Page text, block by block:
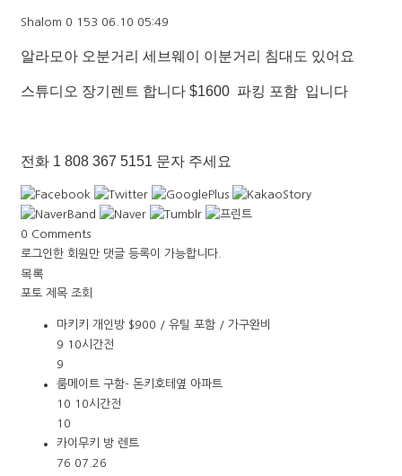
Shalom 0 153 06.10 05:49
알라모아 오분거리 세브웨이 이분거리 침대도 있어요
스튜디오 장기렌트 합니다 $1600 파킹 포함 입니다
전화 1 808 367 5151 문자 주세요
0 Comments
로그인한 회원만 댓글 등록이 가능합니다.
목록
포토 제목 조회
마키키 개인방 $900 / 유틸 포함 / 가구완비
9 10시간전
9
룸메이트 구함- 돈키호테옆 아파트
10 10시간전
10
카이무키 방 렌트
76 07.26